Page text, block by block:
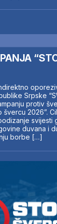
Srpske
protiv
2026”.
svijesti
duvana i
borbe […]